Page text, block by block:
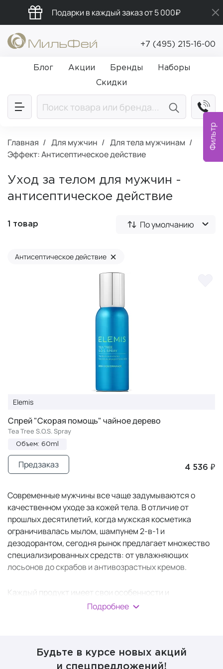
Фильтр
Подарки в каждый заказ от 5 000₽
Бесплатная доставка от 5 000₽
Промокод ПРИВЕТ
+7 (495) 215-16-00
Блог Акции Бренды
Наборы
Скидки
Главная Для мужчин
Для тела мужчинам
Эффект: Антисептическое действие
Уход за телом для мужчин -
антисептическое действие
1 товар По умолчанию
Антисептическое действие ×
Elemis
Спрей "Скорая помощь" чайное дерево
Tea Tree S.O.S. Spray
Объем: 60ml
4 536 ₽
Предзаказ
Современные мужчины все чаще задумываются о
качественном уходе за кожей тела. В отличие от
прошлых десятилетий, когда мужская косметика
ограничивалась мылом, шампунем 2-в-1 и
дезодорантом, сегодня рынок предлагает множество
специализированных средств: от увлажняющих
лосьонов до скрабов и антивозрастных кремов.
Каждый продукт имеет свои особенности и
предназначен для решения конкретных задач.
Основные этапы ухода за
Подробнее
Будьте в курсе новых акций
и спецпредложений!